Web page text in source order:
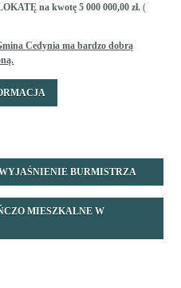
na kwotę 5 000 000,00 zł.(
Cedynia ma bardzo dobrą
BURMISTRZA
MIESZKALNE W